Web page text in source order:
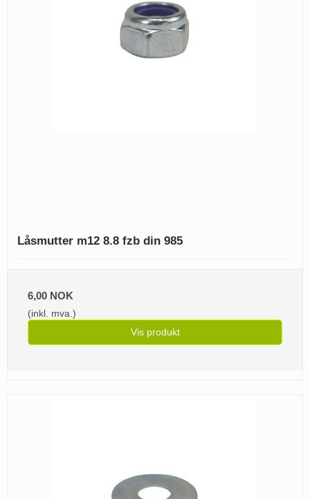
Låsmutter m12 8.8 fzb din 985
6,00 NOK
(inkl. mva.)
Vis produkt